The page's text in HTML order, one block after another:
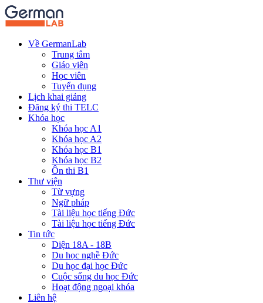
Về GermanLab
Trung tâm
Giáo viên
Học viên
Tuyển dụng
Lịch khai giảng
Đăng ký thi TELC
Khóa học
Khóa học A1
Khóa học A2
Khóa học B1
Khóa học B2
Ôn thi B1
Thư viện
Từ vựng
Ngữ pháp
Tài liệu học tiếng Đức
Tài liệu học tiếng Đức
Tin tức
Diện 18A - 18B
Du học nghề Đức
Du học đại học Đức
Cuộc sống du học Đức
Hoạt động ngoại khóa
Liên hệ